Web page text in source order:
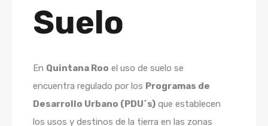
Suelo
En Quintana Roo el uso de suelo se
encuentra regulado por los Programas de
Desarrollo Urbano (PDU´s) que establecen
los usos y destinos de la tierra en las zonas